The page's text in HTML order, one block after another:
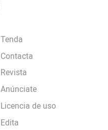
Tenda
Contacta
Revista
Anúnciate
Licencia de uso
Edita